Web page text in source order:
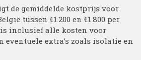
de gemiddelde kostprijs voor
tussen €1.200 en €1.800 per
inclusief alle kosten voor
eventuele extra’s zoals isolatie en